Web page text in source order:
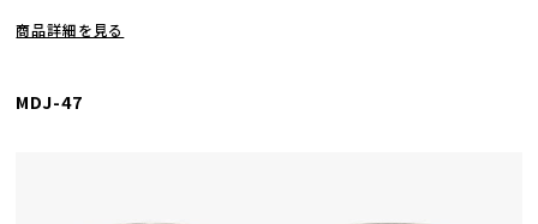
商品詳細を見る
MDJ-47